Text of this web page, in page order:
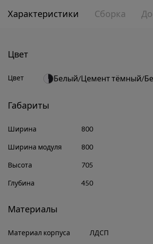
Характеристики Сборка
Цвет
Цвет Белый/Цемент тёмный/
Габариты
Ширина 800
Ширина модуля 800
Высота 705
Глубина 450
Материалы
Материал корпуса ЛДСП